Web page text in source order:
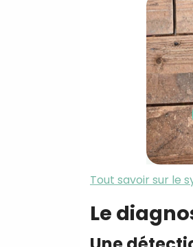
Tout savoir sur le
Le